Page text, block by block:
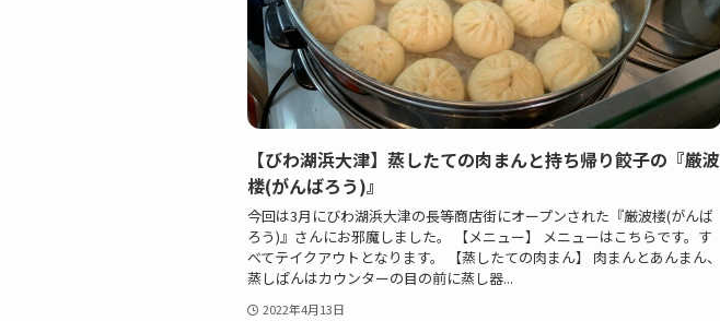
【びわ湖浜大津】蒸したての肉まんと持ち帰り餃子の『厳波
楼(がんばろう)』
今回は3月にびわ湖浜大津の長等商店街にオープンされた『厳波楼(がんば
ろう)』さんにお邪魔しました。 【メニュー】 メニューはこちらです。す
べてテイクアウトとなります。 【蒸したての肉まん】 肉まんとあんまん、
蒸しぱんはカウンターの目の前に蒸し器...
2022年4月13日